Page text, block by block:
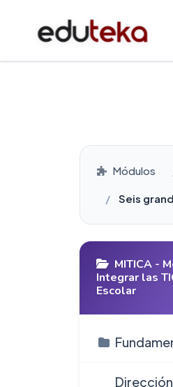
Módulos
Seis
MITICA -
Integrar las
Escolar
Dirección